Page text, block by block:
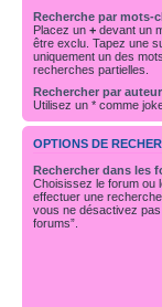
Recherche par mots-
Placez un + devant un
être exclu. Tapez une
uniquement un des
recherches partielles.
Rechercher par
Utilisez un * comme
OPTIONS DE
Rechercher dans les
Choisissez le forum ou
effectuer une
vous ne désactivez
forums”.